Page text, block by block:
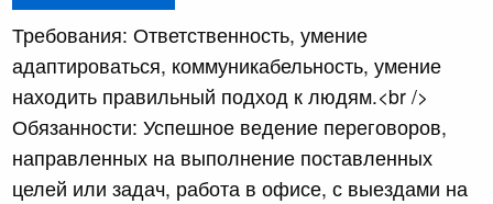
Требования: Ответственность, умение
адаптироваться, коммуникабельность, умение
находить правильный подход к людям.<br />
Обязанности: Успешное ведение переговоров,
направленных на выполнение поставленных
целей или задач, работа в офисе, с выездами на